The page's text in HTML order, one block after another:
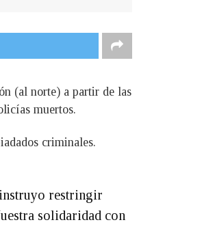
(al norte) a partir de las
muertos.
criminales.
restringir
solidaridad con